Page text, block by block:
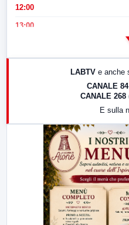
12:00
13:00
17:00
LABTV e anche
CANALE 84
CANALE 268
E sulla